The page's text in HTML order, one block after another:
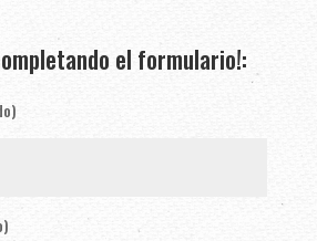
el formulario!: